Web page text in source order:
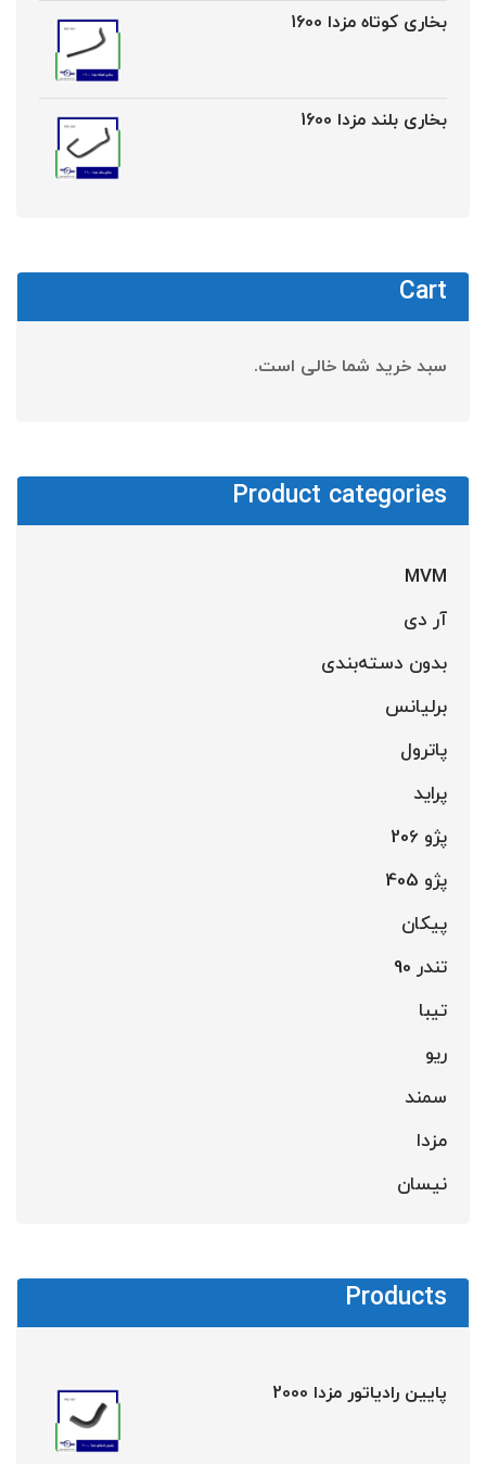
بخاری کوتاه مزدا 1600
بخاری بلند مزدا 1600
Cart
سبد خرید شما خالی است.
Product categories
MVM
آر دی
بدون دسته‌بندی
برلیانس
پاترول
پراید
پژو 206
پژو 405
پیکان
تندر 90
تیبا
ریو
سمند
مزدا
نیسان
Products
پایین رادیاتور مزدا 2000